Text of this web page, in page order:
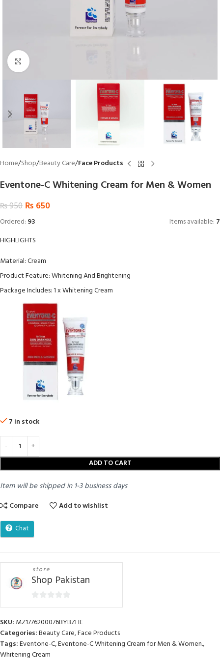
Click to enlarge
Home Shop Beauty Care Face Products
Eventone-C Whitening Cream for Men & Women
₨950 ₨ 650
Ordered: 93 Items available: 7
HIGHLIGHTS
Material: Cream
Product Feature: Whitening And Brightening
Package Includes: 1 x Whitening Cream
7 in stock
ADD TO CART
Item will be shipped in 1-3 business days
Compare
Add to wishlist
Chat
store
Shop Pakistan
SKU: MZ1776200076BYBZHE
Categories:Beauty Care,Face Products
Tags:Eventone-C,Eventone-C Whitening Cream for Men & Women.,
Whitening Cream